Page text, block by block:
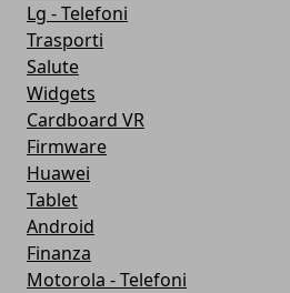
Lg - Telefoni
Trasporti
Salute
Widgets
Cardboard VR
Firmware
Huawei
Tablet
Android
Finanza
Motorola - Telefoni